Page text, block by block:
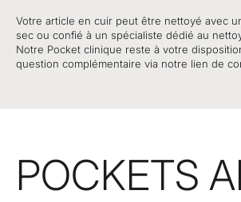
Votre article en cuir peut être nettoyé avec
sec ou confié à un spécialiste dédié au
Notre Pocket clinique reste à votre
question complémentaire via notre lien de
POCKETS